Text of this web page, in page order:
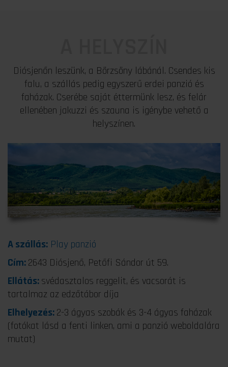
Diósjenőn leszünk, a Börzsöny lábánál. Csendes kis
falu, a szállás pedig egyszerű erdei panzió és
faházak. Cserébe saját éttermünk lesz, és felár
ellenében jakuzzi és szauna is igénybe vehető a
helyszínen.
A szállás: Play panzió
Cím:2643 Diósjenő, Petőfi Sándor út 59.
Ellátás:svédasztalos reggelit, és vacsorát is
tartalmaz az edzőtábor díja
Elhelyezés:2-3 ágyas szobák és 3-4 ágyas faházak
(fotókat lásd a fenti linken, ami a panzió weboldalára
mutat)